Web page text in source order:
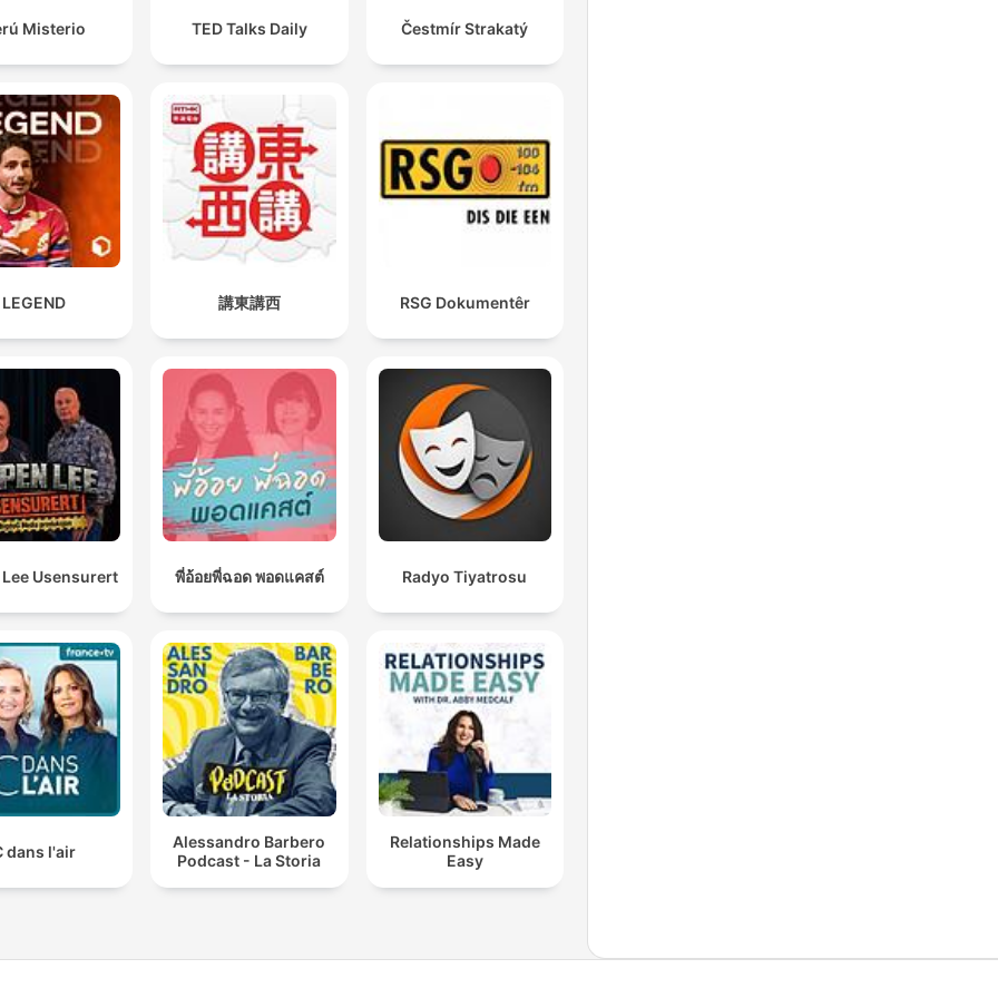
Misterio TED Talks Daily Čestmír Strakatý
LEGEND 講東講西 RSG Dokumentêr
Usensurert พี่อ้อยพี่ฉอด พอดแคสต์ Radyo Tiyatrosu
dans l'air
Alessandro Barbero
Podcast - La Storia
Relationships Made
Easy